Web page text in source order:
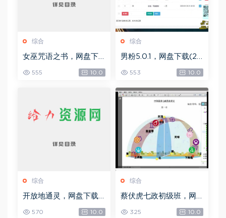
综合
女巫咒语之书，网盘下
555 10.0
综合
男粉5.0.1，网盘下载(25
553 10.0
综合
开放地通灵，网盘下载
570 10.0
综合
蔡伏虎七政初级班，网
325 10.0